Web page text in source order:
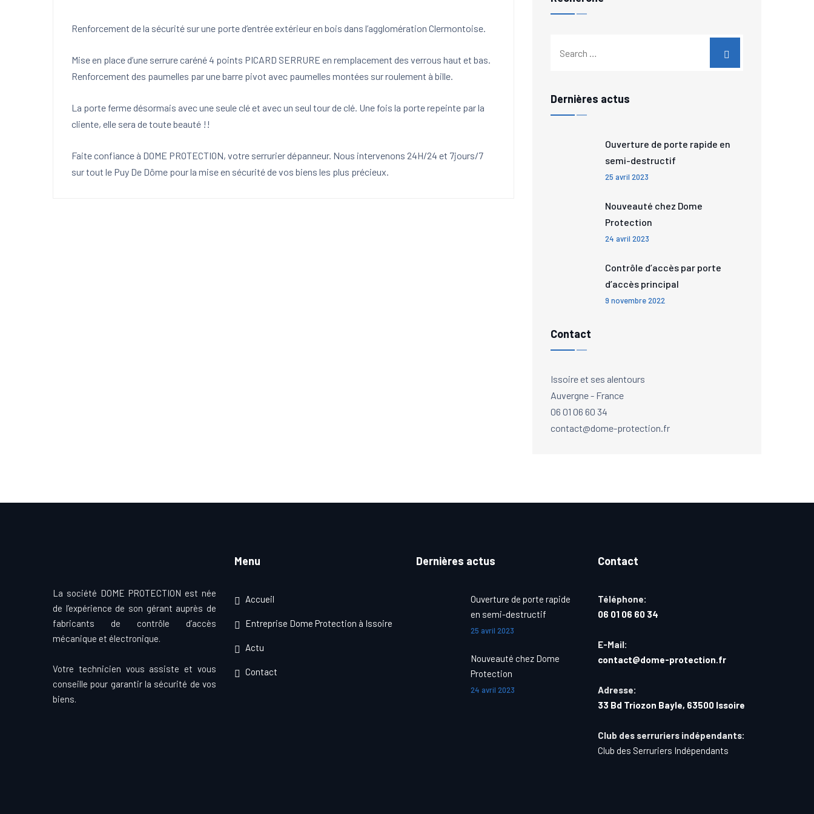
Renforcement de la sécurité sur une porte d’entrée extérieur en bois dans l’agglomération Clermontoise.
Mise en place d’une serrure caréné 4 points PICARD SERRURE en remplacement des verrous haut et bas.
Renforcement des paumelles par une barre pivot avec paumelles montées sur roulement à bille.
La porte ferme désormais avec une seule clé et avec un seul tour de clé. Une fois la porte repeinte par la
cliente, elle sera de toute beauté !!
Faite confiance à DOME PROTECTION, votre serrurier dépanneur. Nous intervenons 24H/24 et 7jours/7
sur tout le Puy De Dôme pour la mise en sécurité de vos biens les plus précieux.
Dernières actus
Ouverture de porte rapide en
semi-destructif
25 avril 2023
Nouveauté chez Dome
Protection
24 avril 2023
Contrôle d’accès par porte
d’accès principal
9 novembre 2022
Contact
Issoire et ses alentours
Auvergne - France
06 01 06 60 34
contact@dome-protection.fr
La société DOME PROTECTION est née
de l’expérience de son gérant auprès de
fabricants de contrôle d’accès
mécanique et électronique.
Votre technicien vous assiste et vous
conseille pour garantir la sécurité de vos
biens.
Menu
Accueil
Entreprise Dome Protection à Issoire
Actu
Contact
Dernières actus
Ouverture de porte rapide
en semi-destructif
25 avril 2023
Nouveauté chez Dome
Protection
24 avril 2023
Contact
Téléphone:
06 01 06 60 34
E-Mail:
contact@dome-protection.fr
Adresse:
33 Bd Triozon Bayle, 63500 Issoire
Club des serruriers indépendants:
Club des Serruriers Indépendants